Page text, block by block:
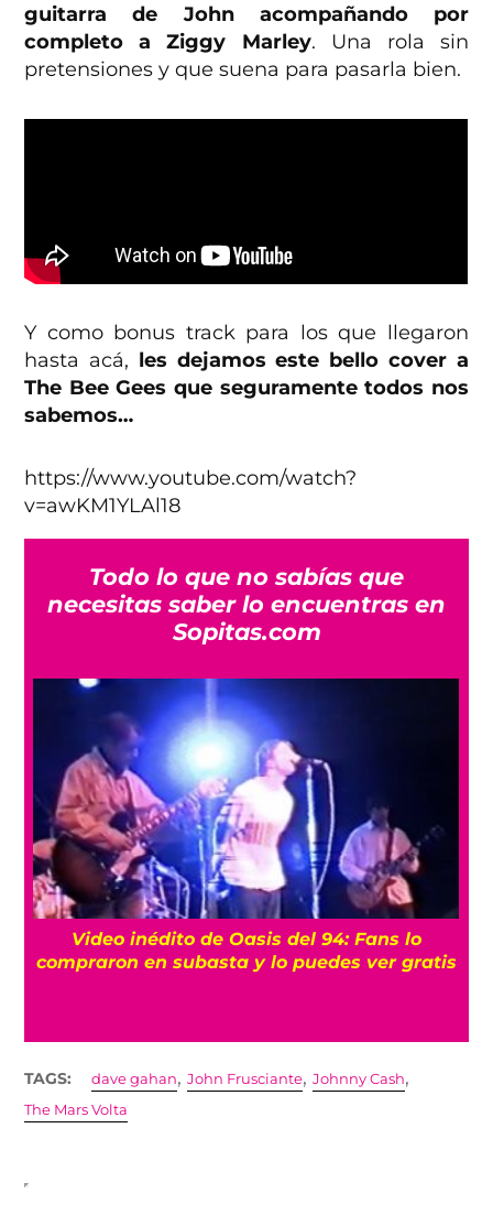
guitarra de John acompañando por
completo a Ziggy Marley. Una rola sin
pretensiones y que suena para pasarla bien.
Y como bonus track para los que llegaron
hasta acá, les dejamos este bello cover a
The Bee Gees que seguramente todos nos
sabemos…
https://www.youtube.com/watch?
v=awKM1YLAl18
Todo lo que no sabías que
necesitas saber lo encuentras en
Sopitas.com
Video inédito de Oasis del 94: Fans lo
compraron en subasta y lo puedes ver gratis
TAGS: dave gahan,John Frusciante,Johnny Cash,
The Mars Volta